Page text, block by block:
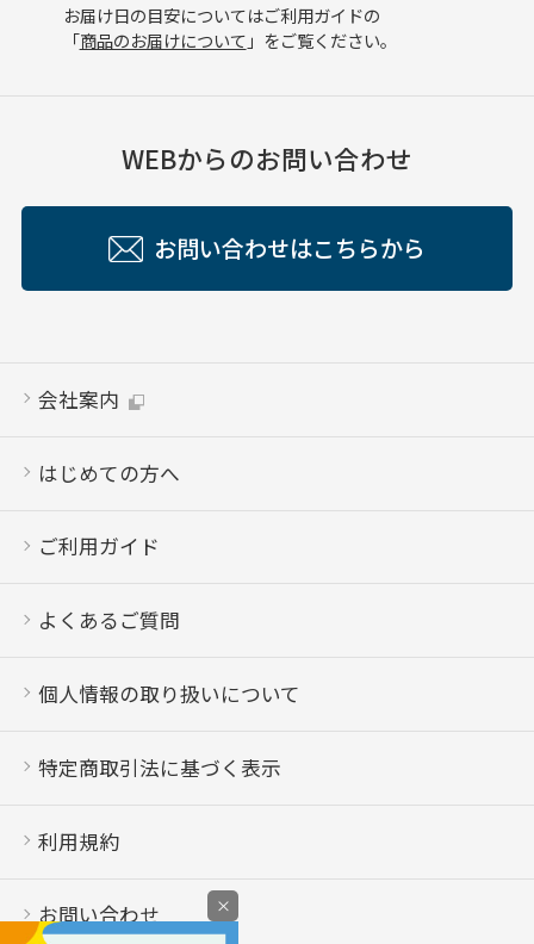
お届け日の目安についてはご利用ガイドの
「商品のお届けについて 」をご覧ください。
WEBからのお問い合わせ
お問い合わせはこちらから
会社案内
はじめての方へ
ご利用ガイド
よくあるご質問
個人情報の取り扱いについて
特定商取引法に基づく表示
利用規約
お問い合わせ ×